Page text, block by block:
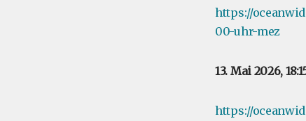
https://
00-uhr-mez
13. Mai 2026,
https://